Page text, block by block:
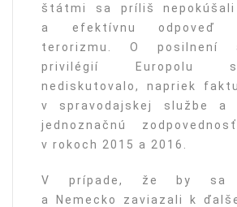
štátmi sa príliš
a efektívnu odpoveď
terorizmu. O posilnení
privilégií Europolu
nediskutovalo, napriek
v spravodajskej službe a
jednoznačnú
v rokoch 2015 a 2016.
V prípade, že by sa
a Nemecko zaviazali k